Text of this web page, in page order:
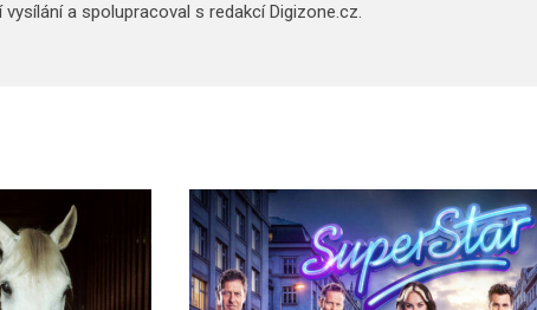
vysílání a spolupracoval s redakcí Digizone.cz.